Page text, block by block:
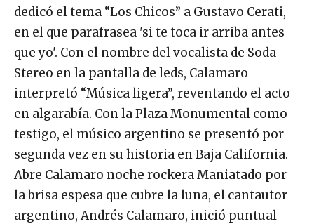
dedicó el tema “Los Chicos” a Gustavo Cerati,
en el que parafrasea 'si te toca ir arriba antes
que yo'. Con el nombre del vocalista de Soda
Stereo en la pantalla de leds, Calamaro
interpretó “Música ligera”, reventando el acto
en algarabía. Con la Plaza Monumental como
testigo, el músico argentino se presentó por
segunda vez en su historia en Baja California.
Abre Calamaro noche rockera Maniatado por
la brisa espesa que cubre la luna, el cantautor
argentino, Andrés Calamaro, inició puntual